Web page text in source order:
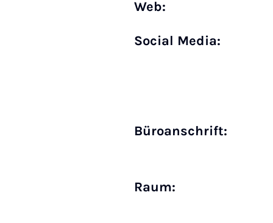
Web:
Social Media:
Büro­anschrift:
Raum: